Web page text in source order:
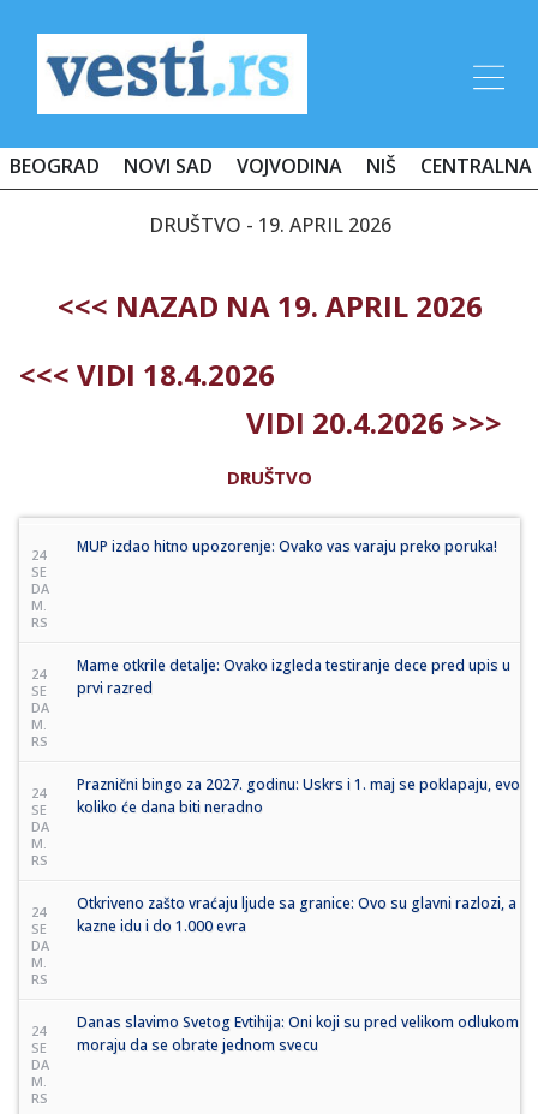
BEOGRAD NOVI SAD VOJVODINA NIŠ CENTRALNA
DRUŠTVO - 19. APRIL 2026
<<< NAZAD NA 19. APRIL 2026
<<< VIDI 18.4.2026
VIDI 20.4.2026 >>>
DRUŠTVO
24
SE
DA
M.
RS
MUP izdao hitno upozorenje: Ovako vas varaju preko poruka!
24
SE
DA
M.
RS
Mame otkrile detalje: Ovako izgleda testiranje dece pred upis u
prvi razred
24
SE
DA
M.
RS
Praznični bingo za 2027. godinu: Uskrs i 1. maj se poklapaju, evo
koliko će dana biti neradno
24
SE
DA
M.
RS
Otkriveno zašto vraćaju ljude sa granice: Ovo su glavni razlozi, a
kazne idu i do 1.000 evra
24
SE
DA
M.
RS
Danas slavimo Svetog Evtihija: Oni koji su pred velikom odlukom
moraju da se obrate jednom svecu